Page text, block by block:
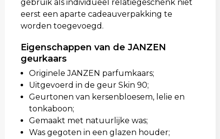
gebruik als individueel relatiegeschenk niet
eerst een aparte cadeauverpakking te
worden toegevoegd.
Eigenschappen van de JANZEN
geurkaars
Originele JANZEN parfumkaars;
Uitgevoerd in de geur Skin 90;
Geurtonen van kersenbloesem, lelie en
tonkaboon;
Gemaakt met natuurlijke was;
Was gegoten in een glazen houder;